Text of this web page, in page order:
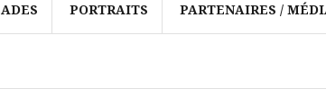
PORTRAITS PARTENAIRES /